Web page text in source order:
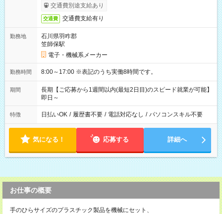
交通費別途支給あり
交通費 交通費支給有り
勤務地
石川県羽咋郡
笠師保駅
電子・機械系メーカー
勤務時間 8:00～17:00 ※表記のうち実働8時間です。
期間
長期【ご応募から1週間以内(最短2日目)のスピード就業が可能】
即日～
特徴 日払いOK / 履歴書不要 / 電話対応なし / パソコンスキル不要
気になる！ 応募する 詳細へ
お仕事の概要
手のひらサイズのプラスチック製品を機械にセット、